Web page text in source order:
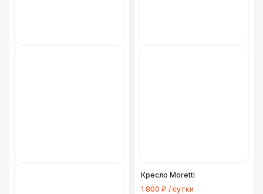
Кресло Moretti
1 800 ₽ / сутки